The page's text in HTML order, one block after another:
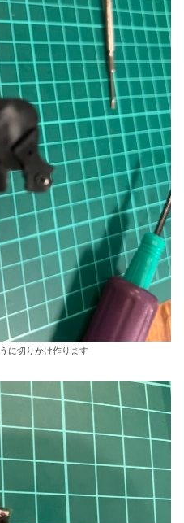
に切りかけ作ります